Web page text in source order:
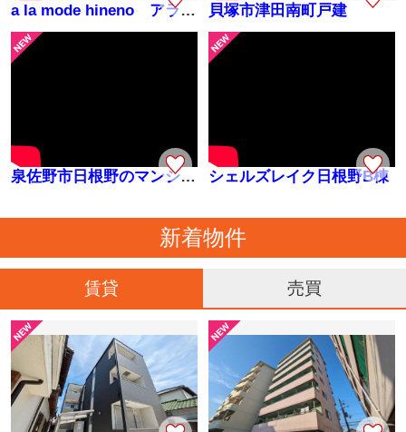
a la mode hineno アラモードヒネノ 貝塚市津田南町戸建
泉佐野市日根野のマンション シェルズレイク日根野B棟
新着物件
賃貸 売買